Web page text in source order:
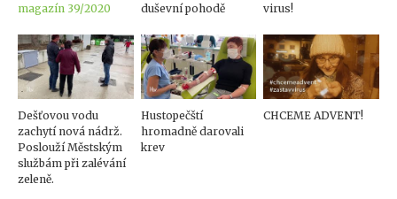
magazín 39/2020
duševní pohodě
virus!
Dešťovou vodu
zachytí nová nádrž.
Poslouží Městským
službám při zalévání
zeleně.
Hustopečští
hromadně darovali
krev
CHCEME ADVENT!